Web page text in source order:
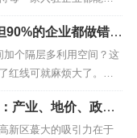
区招商工作十余年，我
每一家企业从谈判、签
注了大量的心血和期
蕞喜欢什么样的企业？
盼的是企业能做...
90%的企业都做错了
加个隔层多利用空间？这
红线可就麻烦大了。改
载超标——只要踩中一
的后果。#产业 #企业 #
产业、地价、政策
新区蕞大的吸引力在于